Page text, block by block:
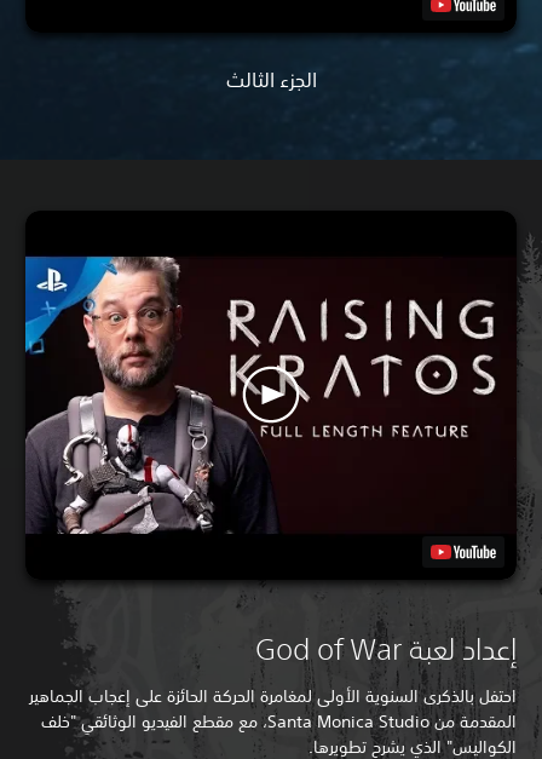
الجزء الثالث
إعداد لعبة God of War
احتفل بالذكرى السنوية الأولى لمغامرة الحركة الحائزة على إعجاب الجماهير
المقدمة من Santa Monica Studio، مع مقطع الفيديو الوثائقي "خلف
الكواليس" الذي يشرح تطويرها.